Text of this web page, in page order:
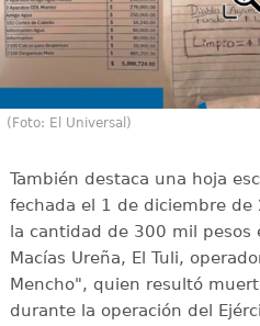
(Foto: El Universal)
También destaca una hoja
fechada el 1 de diciembre
la cantidad de 300 mil pesos
Macías Ureña, El Tuli,
Mencho", quien resultó
durante la operación del